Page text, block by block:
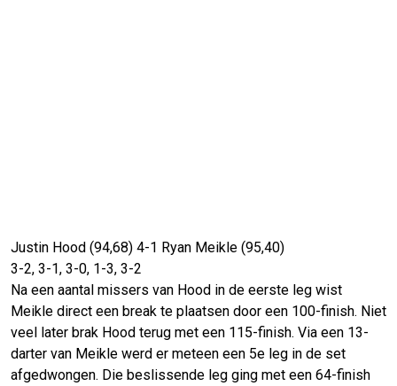
Justin Hood (94,68) 4-1 Ryan Meikle (95,40)
3-2, 3-1, 3-0, 1-3, 3-2
Na een aantal missers van Hood in de eerste leg wist
Meikle direct een break te plaatsen door een 100-finish. Niet
veel later brak Hood terug met een 115-finish. Via een 13-
darter van Meikle werd er meteen een 5e leg in de set
afgedwongen. Die beslissende leg ging met een 64-finish